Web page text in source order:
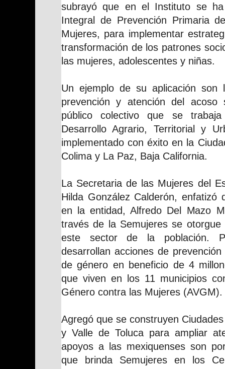
subrayó que en el Instituto se
Integral de Prevención Primaria
Mujeres, para implementar
transformación de los patrones
las mujeres, adolescentes y niñas.
Un ejemplo de su aplicación son
prevención y atención del acoso
público colectivo que se
Desarrollo Agrario, Territorial y
implementado con éxito en la
Colima y La Paz, Baja California.
La Secretaria de las Mujeres del
Hilda González Calderón, enfatizó
en la entidad, Alfredo Del Mazo
través de la Semujeres se
este sector de la población.
desarrollan acciones de
de género en beneficio de 4
que viven en los 11 municipios
Género contra las Mujeres (AVGM).
Agregó que se construyen
y Valle de Toluca para ampliar
apoyos a las mexiquenses son
que brinda Semujeres en los